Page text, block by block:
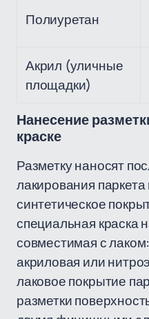
Полиуретан
Акрил (уличные
площадки)
Нанесение
краске
Разметку наносят
лакирования
синтетическое
специальная краска
совместимая с
акриловая или
лаковое покрытие
разметки